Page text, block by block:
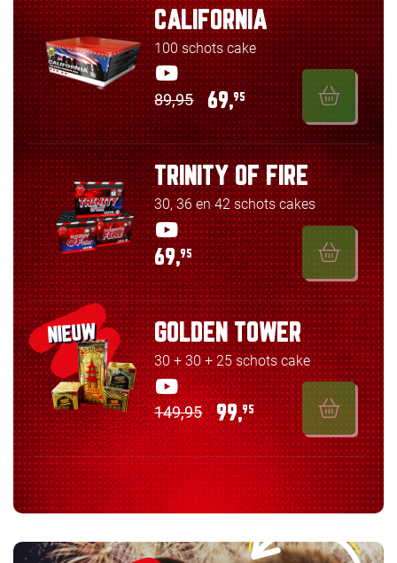
CALIFORNIA
100 schots cake
89,95 69,95
TRINITY OF FIRE
30, 36 en 42 schots cakes
69,95
NIEUW GOLDEN TOWER
30 + 30 + 25 schots cake
149,95 99,95